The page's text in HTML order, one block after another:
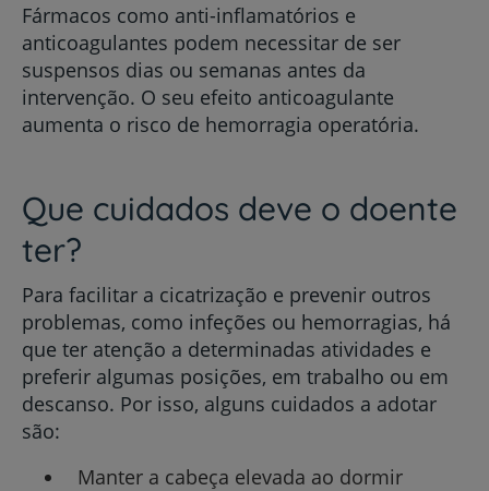
Fármacos como anti-inflamatórios e
anticoagulantes podem necessitar de ser
suspensos dias ou semanas antes da
intervenção. O seu efeito anticoagulante
aumenta o risco de hemorragia operatória.
Que cuidados deve o doente
ter?
Para facilitar a cicatrização e prevenir outros
problemas, como infeções ou hemorragias, há
que ter atenção a determinadas atividades e
preferir algumas posições, em trabalho ou em
descanso. Por isso, alguns cuidados a adotar
são:
Manter a cabeça elevada ao dormir